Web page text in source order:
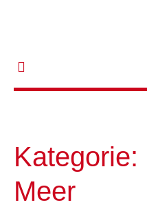
Kategorie:
Meer